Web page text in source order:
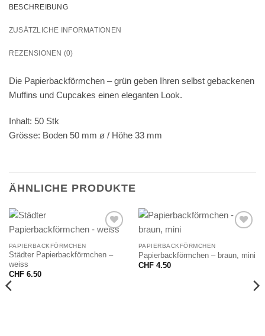
BESCHREIBUNG
ZUSÄTZLICHE INFORMATIONEN
REZENSIONEN (0)
Die Papierbackförmchen – grün geben Ihren selbst gebackenen
Muffins und Cupcakes einen eleganten Look.
Inhalt: 50 Stk
Grösse: Boden 50 mm ø / Höhe 33 mm
ÄHNLICHE PRODUKTE
PAPIERBACKFÖRMCHEN
Städter Papierbackförmchen –
weiss
CHF6.50
PAPIERBACKFÖRMCHEN
Papierbackförmchen – braun, mini
CHF4.50